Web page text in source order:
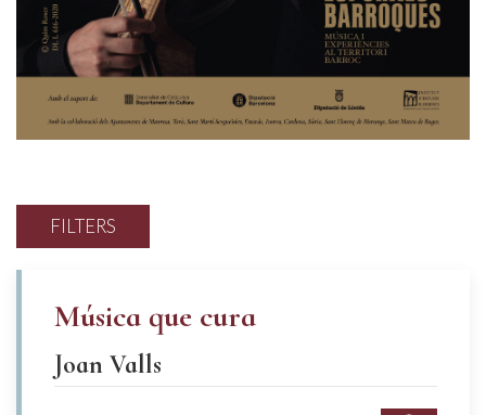
FILTERS
Música que cura
Joan Valls